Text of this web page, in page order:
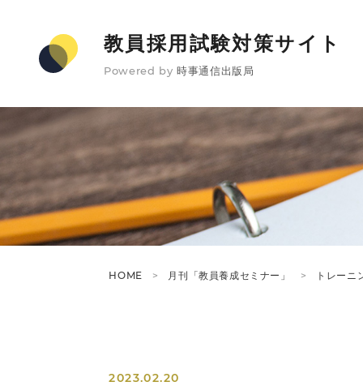
教員採用試験対策サイト
Powered by 時事通信出版局
HOME 月刊「教員養成セミナー」 トレーニ
2023.02.20